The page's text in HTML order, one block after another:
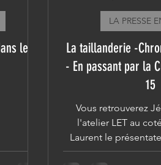
le
La taillanderie -
- En passant par la
15
Vous retrouverez
l'atelier LET au
Laurent le
d'en haut sur
LA PRESSE